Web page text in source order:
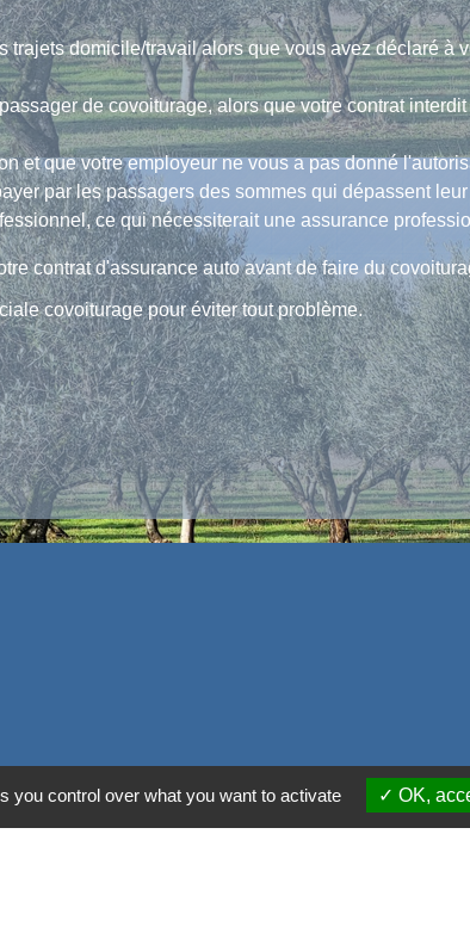
trajets domicile/travail alors que vous avez déclaré à
de covoiturage, alors que votre contrat
et que votre employeur ne vous a pas donné
par les passagers des sommes qui dépassent
ce qui nécessiterait une assurance
contrat d'assurance auto avant de faire du
covoiturage pour éviter tout problème.
you control over what you want to activate OK,